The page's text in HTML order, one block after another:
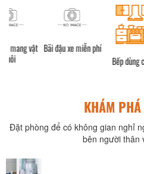
Bãi đậu xe miễn phí
Bếp dùng chung
KHÁM
Đặt phòng để có không gian nghỉ
bên người thân